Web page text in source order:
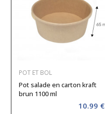
POT ET BOL
Pot salade en carton kraft
brun 1100 ml
10.99 €